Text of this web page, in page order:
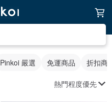
Pinkoi 嚴選 免運商品 折扣商
熱門程度優先